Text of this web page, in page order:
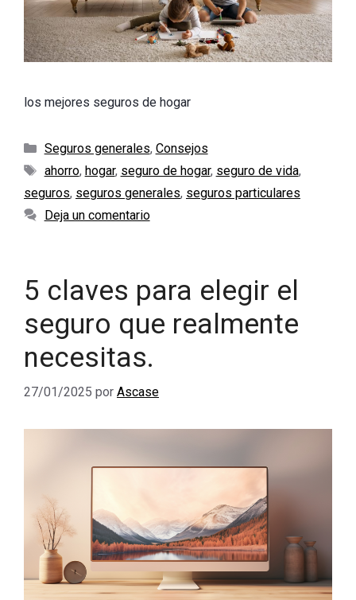
los mejores seguros de hogar
Categorías
Seguros generales, Consejos
Etiquetas
ahorro, hogar, seguro de hogar, seguro de vida,
seguros, seguros generales, seguros particulares
Deja un comentario
5 claves para elegir el
seguro que realmente
necesitas.
27/01/2025 por Ascase